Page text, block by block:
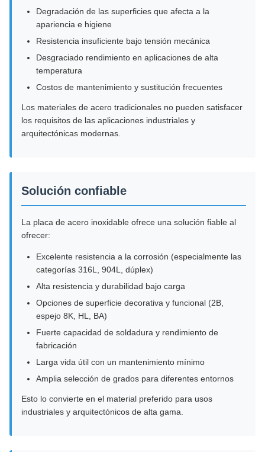
Degradación de las superficies que afecta a la
apariencia e higiene
Resistencia insuficiente bajo tensión mecánica
Desgraciado rendimiento en aplicaciones de alta
temperatura
Costos de mantenimiento y sustitución frecuentes
Los materiales de acero tradicionales no pueden satisfacer
los requisitos de las aplicaciones industriales y
arquitectónicas modernas.
Solución confiable
La placa de acero inoxidable ofrece una solución fiable al
ofrecer:
Excelente resistencia a la corrosión (especialmente las
categorías 316L, 904L, dúplex)
Alta resistencia y durabilidad bajo carga
Opciones de superficie decorativa y funcional (2B,
espejo 8K, HL, BA)
Fuerte capacidad de soldadura y rendimiento de
fabricación
Larga vida útil con un mantenimiento mínimo
Amplia selección de grados para diferentes entornos
Esto lo convierte en el material preferido para usos
industriales y arquitectónicos de alta gama.